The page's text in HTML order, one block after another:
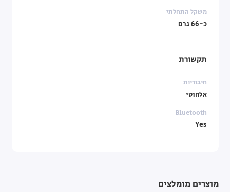
משקל התחלתי
כ-66 גרם
תקשורת
חיבוריות
אלחוטי
Bluetooth
Yes
מוצרים מומלצים